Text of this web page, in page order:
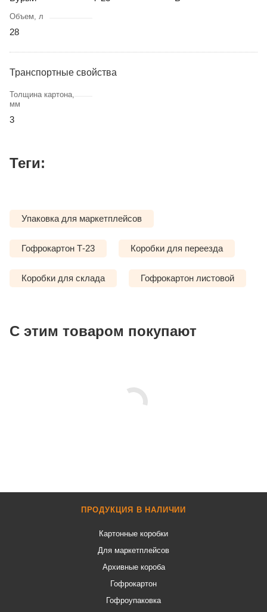
Объем, л
28
Транспортные свойства
Толщина картона,
мм
3
Теги:
Упаковка для маркетплейсов
Гофрокартон Т-23 Коробки для переезда
Коробки для склада Гофрокартон листовой
С этим товаром покупают
ПРОДУКЦИЯ В НАЛИЧИИ
Картонные коробки
Для маркетплейсов
Архивные короба
Гофрокартон
Гофроупаковка